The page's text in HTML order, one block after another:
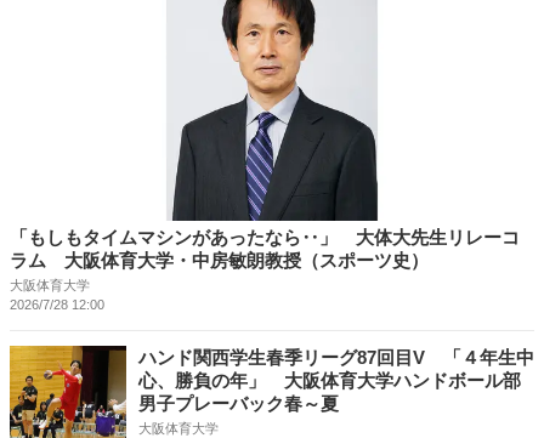
「もしもタイムマシンがあったなら‥」 大体大先生リレーコ
ラム 大阪体育大学・中房敏朗教授（スポーツ史）
大阪体育大学
2026/7/28 12:00
ハンド関西学生春季リーグ87回目V 「４年生中
心、勝負の年」 大阪体育大学ハンドボール部
男子プレーバック春～夏
大阪体育大学